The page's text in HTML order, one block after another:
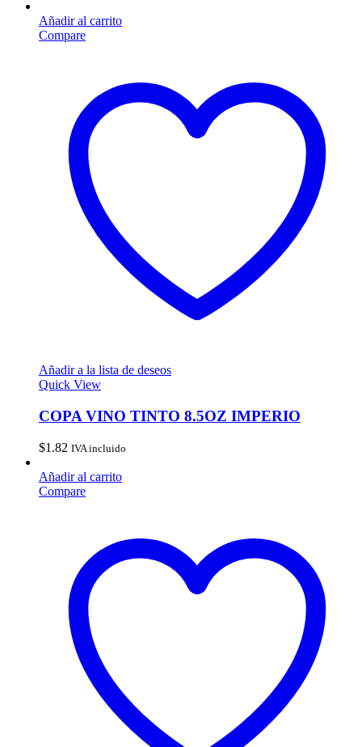
Añadir al carrito
Compare
Añadir a la lista de deseos
Quick View
COPA VINO TINTO 8.5OZ IMPERIO
$1.82 IVA incluido
Añadir al carrito
Compare